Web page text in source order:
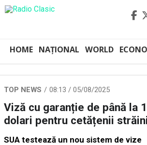
HOME NAȚIONAL WORLD
TOP NEWS 08:13 / 05/08/2025
Viză cu garanție de până la
dolari pentru cetățenii
SUA testează un nou sistem de vize